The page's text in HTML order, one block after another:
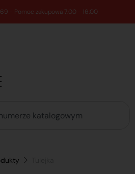
Pomoc zakupowa 7:00 - 16:00